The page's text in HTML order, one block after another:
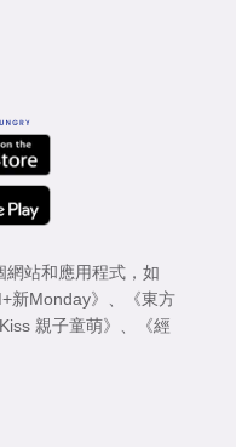
網站和應用程式，如
新Monday》
《東方
親子童萌》
《經